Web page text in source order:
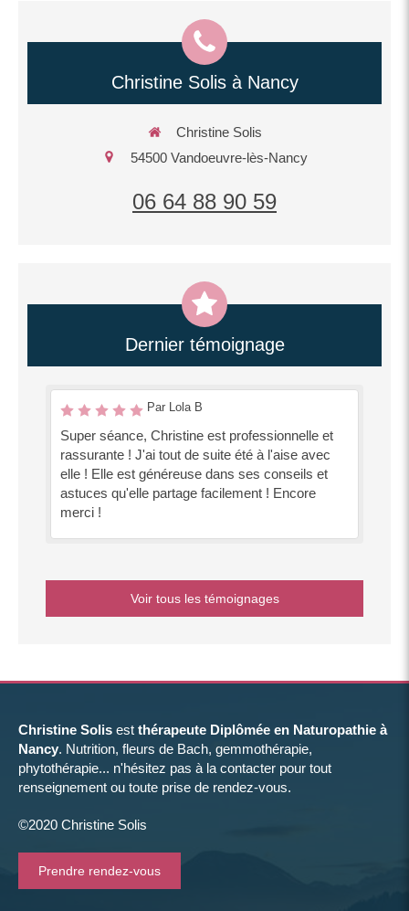
Christine Solis à Nancy
Christine Solis
54500 Vandoeuvre-lès-Nancy
06 64 88 90 59
Dernier témoignage
Par Lola B
Super séance, Christine est professionnelle et
rassurante ! J'ai tout de suite été à l'aise avec
elle ! Elle est généreuse dans ses conseils et
astuces qu'elle partage facilement ! Encore
merci !
Voir tous les témoignages
Christine Solis est thérapeute Diplômée en Naturopathie à
Nancy. Nutrition, fleurs de Bach, gemmothérapie,
phytothérapie... n'hésitez pas à la contacter pour tout
renseignement ou toute prise de rendez-vous.
©2020 Christine Solis
Prendre rendez-vous